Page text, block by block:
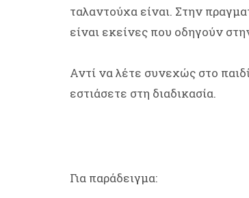
ταλαντούχα είναι. Στην
είναι εκείνες που οδηγούν
Αντί να λέτε συνεχώς στο
εστιάσετε στη διαδικασία.
Για παράδειγμα: